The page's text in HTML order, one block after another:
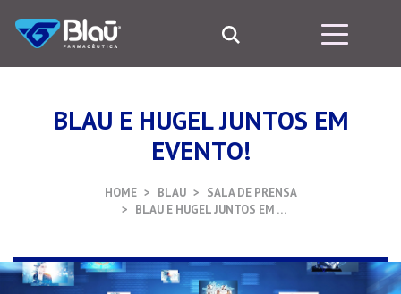
BLAU E HUGEL JUNTOS EM
EVENTO!
HOME BLAU
SALA DE PRENSA
BLAU E HUGEL JUNTOS EM …